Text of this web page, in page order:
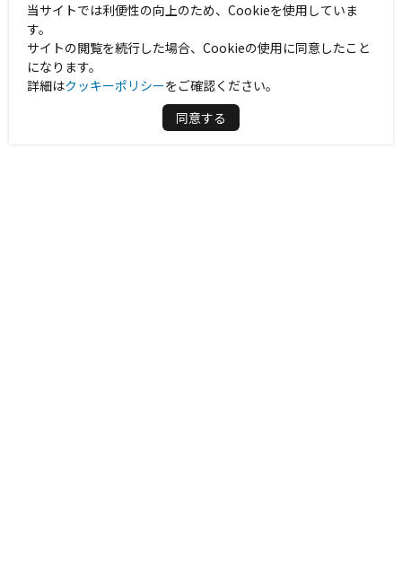
当サイトでは利便性の向上のため、Cookieを使用していま
す。
サイトの閲覧を続行した場合、Cookieの使用に同意したこと
になります。
詳細はクッキーポリシーをご確認ください。
同意する